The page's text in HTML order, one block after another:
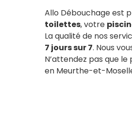
Allo Débouchage est
toilettes, votre
La qualité de nos
7 jours sur 7. Nous
N’attendez pas que
en Meurthe-et-